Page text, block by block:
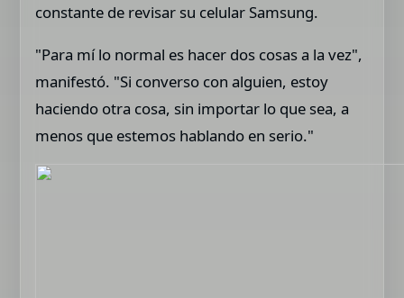
constante de revisar su celular Samsung.
"Para mí lo normal es hacer dos cosas a la vez",
manifestó. "Si converso con alguien, estoy
haciendo otra cosa, sin importar lo que sea, a
menos que estemos hablando en serio."